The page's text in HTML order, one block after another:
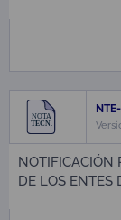
NOTIFICACIÓN
DE LOS ENTES